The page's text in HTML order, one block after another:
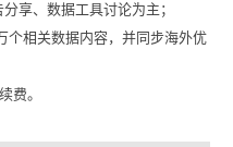
享、数据工具讨论为主；
个相关数据内容，并同步海外优
费。